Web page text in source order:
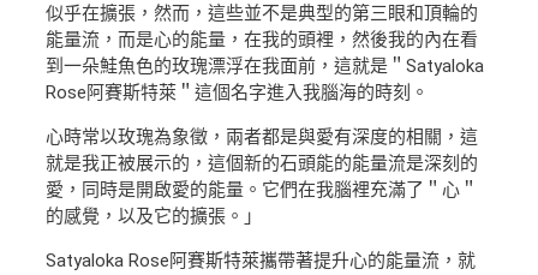
似乎在擴張，然而，這些並不是典型的第三眼和頂輪的
能量流，而是心的能量，在我的頭裡，然後我的內在看
到一朵鮭魚色的玫瑰漂浮在我面前，這就是＂Satyaloka
Rose阿賽斯特萊＂這個名字進入我腦海的時刻。
心時常以玫瑰為象徵，兩者都是與愛有深度的相關，這
就是我正被展示的，這個新的石頭能的能量流是深刻的
愛，同時是開啟愛的能量。它們在我腦裡充滿了＂心＂
的感覺，以及它的擴張。」
Satyaloka Rose阿賽斯特萊攜帶著提升心的能量流，就